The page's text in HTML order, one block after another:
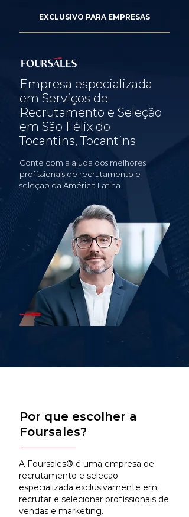
EXCLUSIVO PARA EMPRESAS
Empresa especializada
em Serviços de
Recrutamento e Seleção
em São Félix do
Tocantins, Tocantins
Conte com a ajuda dos melhores
profissionais de recrutamento e
seleção da América Latina.
Por que escolher a
Foursales?
A Foursales® é uma empresa de
recrutamento e selecao
especializada exclusivamente em
recrutar e selecionar profissionais de
vendas e marketing.